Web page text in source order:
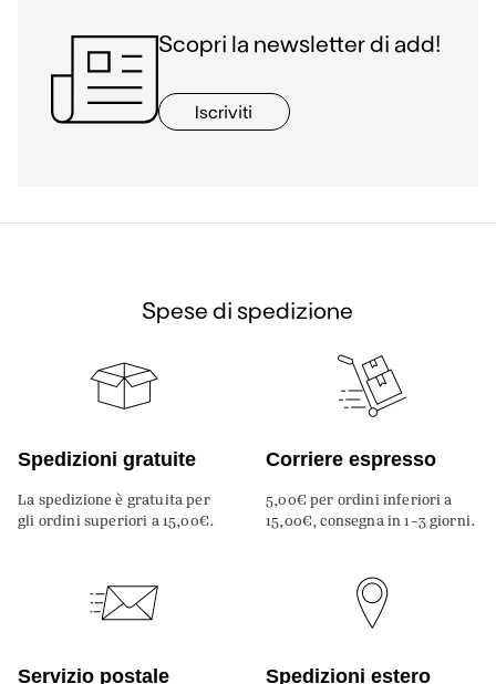
Scopri la newsletter di add!
Iscriviti
Spese di spedizione
Spedizioni gratuite
La spedizione è gratuita per
gli ordini superiori a 15,00€.
Corriere espresso
5,00€ per ordini inferiori a
15,00€, consegna in 1-3 giorni.
Servizio postale Spedizioni estero